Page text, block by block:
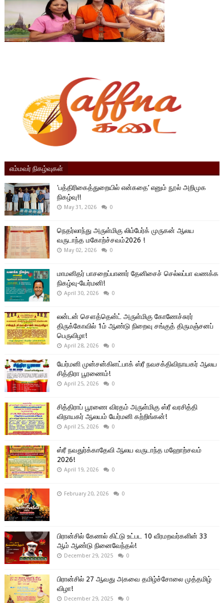
எம்மவர் நிகழ்வுகள்
'பத்திரிகைத்துறையில் என்கதை’ எனும் நூல் அறிமுக
நிகழ்வு!!
May 31, 2026 0
நெதர்லாந்து அருள்மிகு லிம்பேர்க் முருகன் ஆலய
வருடாந்த மகோற்ச்சவம்2026 !
May 02, 2026 0
மாமனிதர் பாசறைப்பாணர் தேனிசைச் செல்லப்பா வணக்க
நிகழ்வு-யேர்மனி!
April 30, 2026 0
லன்டன் சௌத்தென்ட் அருள்மிகு கோணேச்சுரர்
திருக்கோவில் 1ம் ஆண்டு நிறைவு சங்குத் திருமஞ்சனப்
பெருவிழா!
April 28, 2026 0
யேர்மனி முன்சன்கிளட்பாக் ஸ்ரீ நவசக்திவிநாயகர் ஆலய
சித்திரா பூரணைம்!
April 25, 2026 0
சித்திராப் பூரணை விரதம் அருள்மிகு ஸ்ரீ வரசித்தி
விநாயகர் ஆலயம் யேர்மனி கற்றிங்கன்!
April 25, 2026 0
ஸ்ரீ நவதுர்க்காதேவி ஆலய வருடாந்த மஹோற்சவம்
2026!
April 19, 2026 0
February 20, 2026 0
பிரான்சில் கேணல் கிட்டு உட்பட 10 வீரமறவர்களின் 33
ஆம் ஆண்டு நினைவேந்தல்!
December 29, 2025 0
பிரான்சில் 27 ஆவது அகவை தமிழ்ச்சோலை முத்தமிழ்
விழா!
December 29, 2025 0